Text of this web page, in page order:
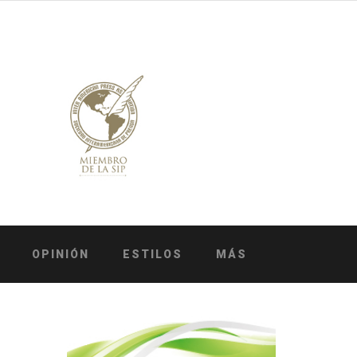
OPINIÓN ESTILOS MÁS